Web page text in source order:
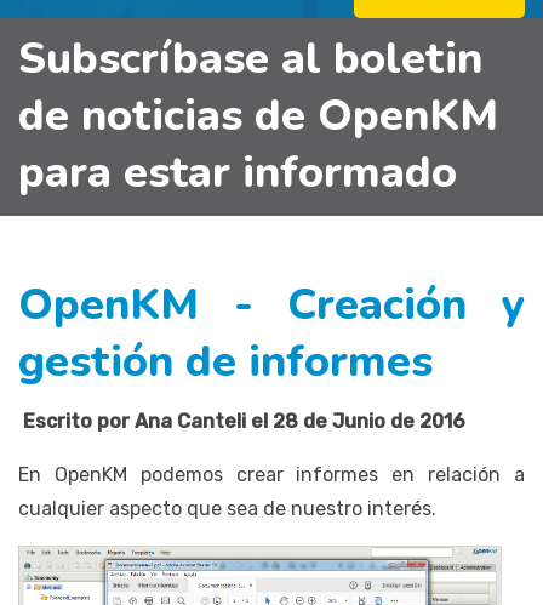
Subscríbase al boletin
de noticias de OpenKM
para estar informado
OpenKM - Creación y
gestión de informes
Escrito por Ana Canteli el 28 de Junio de 2016
En OpenKM podemos crear informes en relación a
cualquier aspecto que sea de nuestro interés.